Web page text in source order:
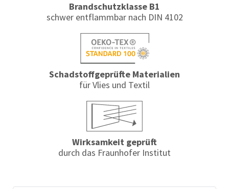
Brandschutzklasse B1
schwer entflammbar nach DIN 4102
Schadstoffgeprüfte Materialien
für Vlies und Textil
Wirksamkeit geprüft
durch das Fraunhofer Institut